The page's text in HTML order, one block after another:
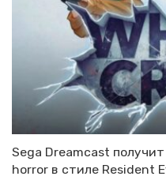
Sega Dreamcast
horror в стиле Resident